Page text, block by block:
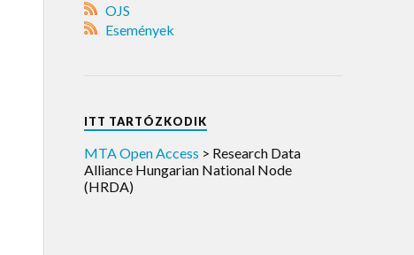
OJS
Események
ITT TARTÓZKODIK
MTA Open Access > Research Data
Alliance Hungarian National Node
(HRDA)